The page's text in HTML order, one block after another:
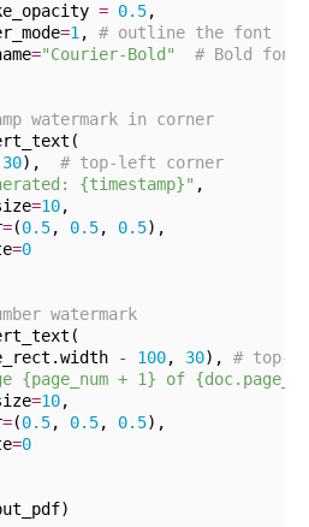
= 0. 5,
=1 , # outline the font
="Courier-Bold"
# Bold font
watermark in corner
30), # top-left corner
{timestamp}" ,
=10,
=(0. 5, 0. 5, 0. 5),
=0
watermark
- 100, 30), # top-
{page_num + 1} of
=10,
=(0. 5, 0. 5, 0. 5),
=0